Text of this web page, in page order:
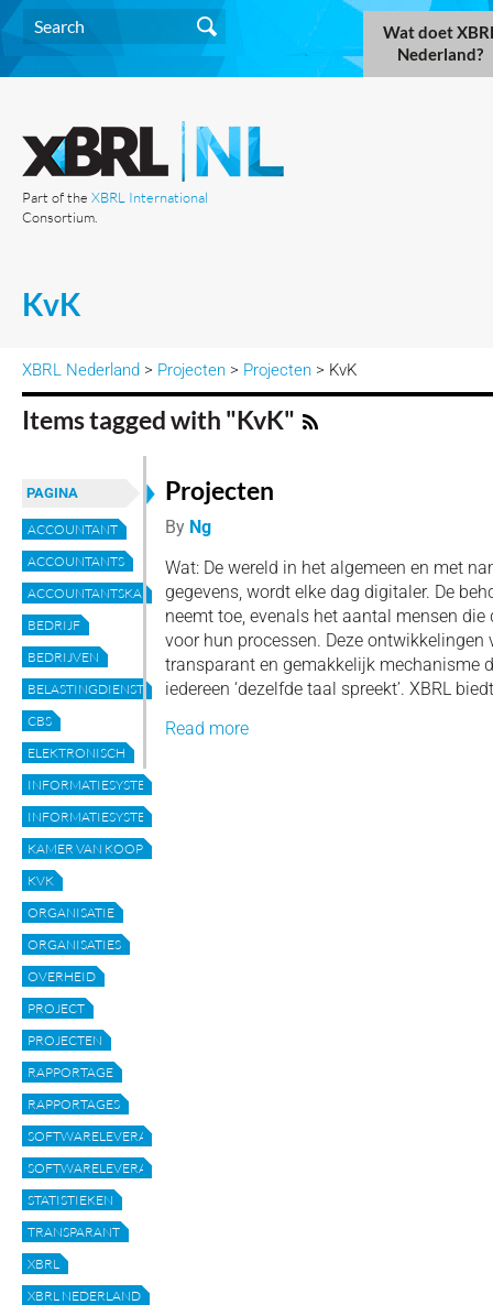
Wat doet
Nederland?
Part of the XBRL International
Consortium.
KvK
XBRL Nederland > Projecten > Projecten > KvK
Items tagged with "KvK"
PAGINA
ACCOUNTANT
ACCOUNTANTS
ACCOUNTANTSKANTOREN
BEDRIJF
BEDRIJVEN
BELASTINGDIENST
CBS
ELEKTRONISCH
INFORMATIESYSTEEM
INFORMATIESYSTEMEN
KAMER VAN KOOPHANDEL
KVK
ORGANISATIE
ORGANISATIES
OVERHEID
PROJECT
PROJECTEN
RAPPORTAGE
RAPPORTAGES
SOFTWARELEVERANCIER
SOFTWARELEVERANCIERS
STATISTIEKEN
TRANSPARANT
XBRL
XBRL NEDERLAND
Projecten
By Ng
Wat: De wereld in het algemeen en met
gegevens, wordt elke dag digitaler. De
neemt toe, evenals het aantal mensen die
voor hun processen. Deze ontwikkelingen
transparant en gemakkelijk mechanisme
iedereen ‘dezelfde taal spreekt’. XBRL
Read more